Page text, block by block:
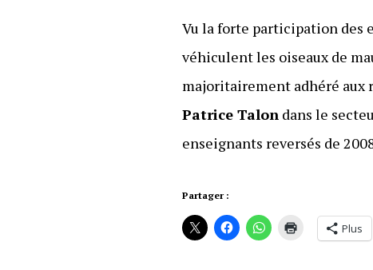
Vu la forte participation des
véhiculent les oiseaux de
majoritairement adhéré aux
Patrice Talon dans le
enseignants reversés de
Partager :
Plus